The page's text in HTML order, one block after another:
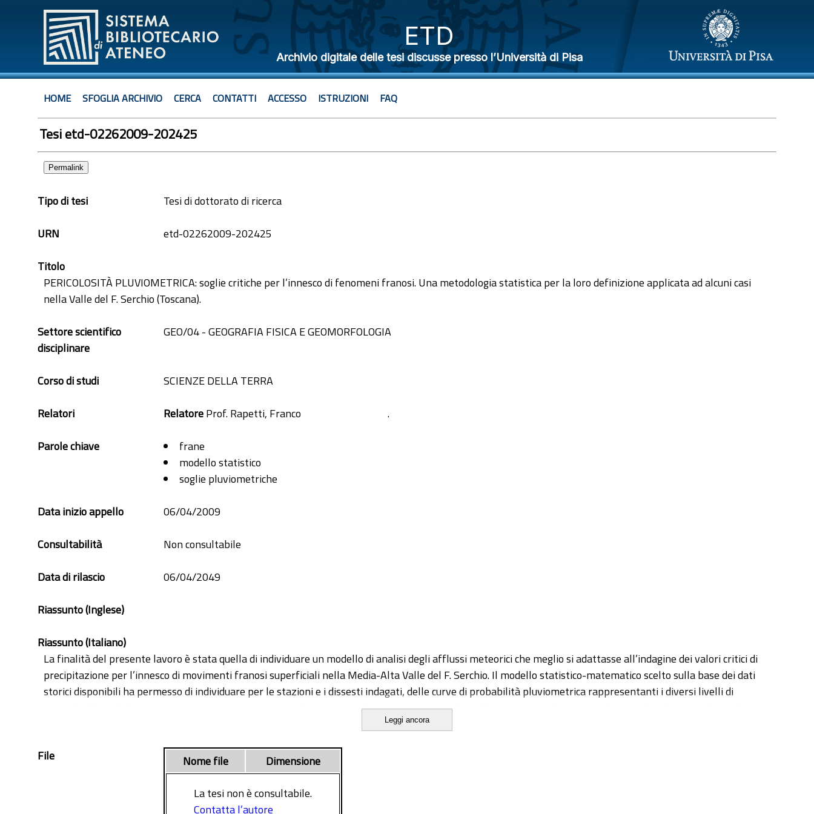
ETD
Archivio digitale delle tesi discusse presso l’Università di Pisa
HOME SFOGLIA ARCHIVIO CERCA CONTATTI ACCESSO ISTRUZIONI FAQ
Tesi etd-02262009-202425
Permalink
Tipo di tesi
Tesi di dottorato di ricerca
URN
etd-02262009-202425
Titolo
PERICOLOSITÀ PLUVIOMETRICA: soglie critiche per l’innesco di fenomeni franosi. Una metodologia statistica per la loro definizione applicata ad alcuni casi
nella Valle del F. Serchio (Toscana).
Settore scientifico
disciplinare
GEO/04 - GEOGRAFIA FISICA E GEOMORFOLOGIA
Corso di studi
SCIENZE DELLA TERRA
Relatori
.
RelatoreProf. Rapetti, Franco
Parole chiave
frane
modello statistico
soglie pluviometriche
Data inizio appello
06/04/2009
Consultabilità
Non consultabile
Data di rilascio
06/04/2049
Riassunto (Inglese)
Riassunto (Italiano)
La finalità del presente lavoro è stata quella di individuare un modello di analisi degli afflussi meteorici che meglio si adattasse all’indagine dei valori critici di
precipitazione per l’innesco di movimenti franosi superficiali nella Media-Alta Valle del F. Serchio. Il modello statistico-matematico scelto sulla base dei dati
storici disponibili ha permesso di individuare per le stazioni e i dissesti indagati, delle curve di probabilità pluviometrica rappresentanti i diversi livelli di
criticità, alle quali è stata successivamente sovrapposta la sequenza pluviometrica antecedente l’evento secondo una cumulazione decadica, considerando
Leggi ancora
File Nome file
Dimensione
La tesi non è consultabile.
Contatta l’autore